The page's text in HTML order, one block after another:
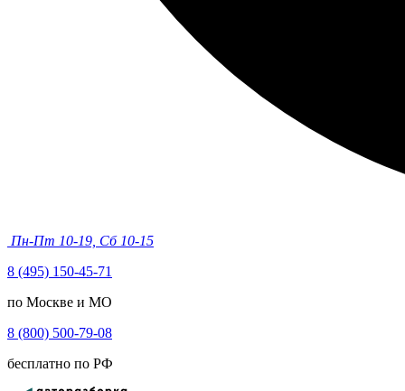
Пн-Пт 10-19, Сб 10-15
8 (495) 150-45-71
по Москве и МО
8 (800) 500-79-08
бесплатно по РФ